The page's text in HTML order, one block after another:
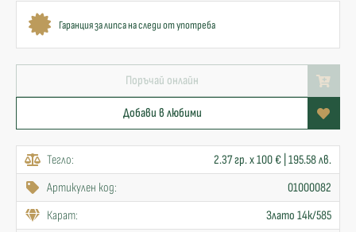
Гаранция за липса на следи от употреба
Поръчай онлайн
Добави в любими
Тегло:
2.37 гр. x 100 € | 195.58 лв.
Артикулен код:
01000082
Карат:
Злато 14к/585